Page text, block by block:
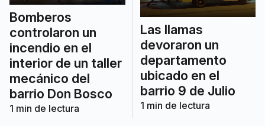
Bomberos
controlaron un
incendio en el
interior de un taller
mecánico del
barrio Don Bosco
1 min de lectura
Las llamas
devoraron un
departamento
ubicado en el
barrio 9 de Julio
1 min de lectura